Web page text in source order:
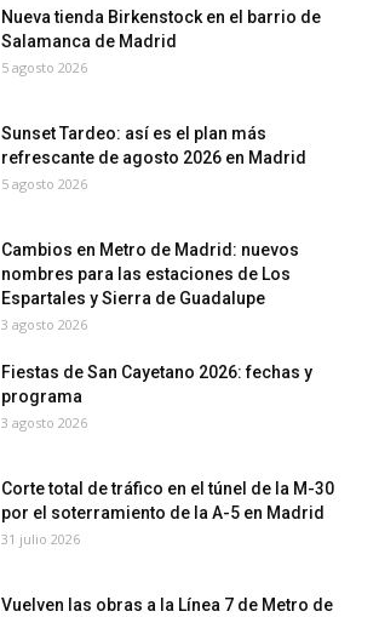
Nueva tienda Birkenstock en el barrio de
Salamanca de Madrid
5 agosto 2026
Sunset Tardeo: así es el plan más
refrescante de agosto 2026 en Madrid
5 agosto 2026
Cambios en Metro de Madrid: nuevos
nombres para las estaciones de Los
Espartales y Sierra de Guadalupe
3 agosto 2026
Fiestas de San Cayetano 2026: fechas y
programa
3 agosto 2026
Corte total de tráfico en el túnel de la M-30
por el soterramiento de la A-5 en Madrid
31 julio 2026
Vuelven las obras a la Línea 7 de Metro de